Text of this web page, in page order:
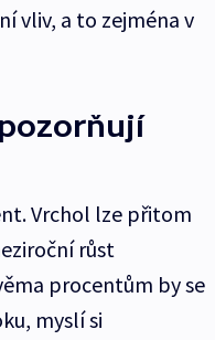
vliv, a to zejména v
Vrchol lze přitom
růst
procentům by se
myslí si